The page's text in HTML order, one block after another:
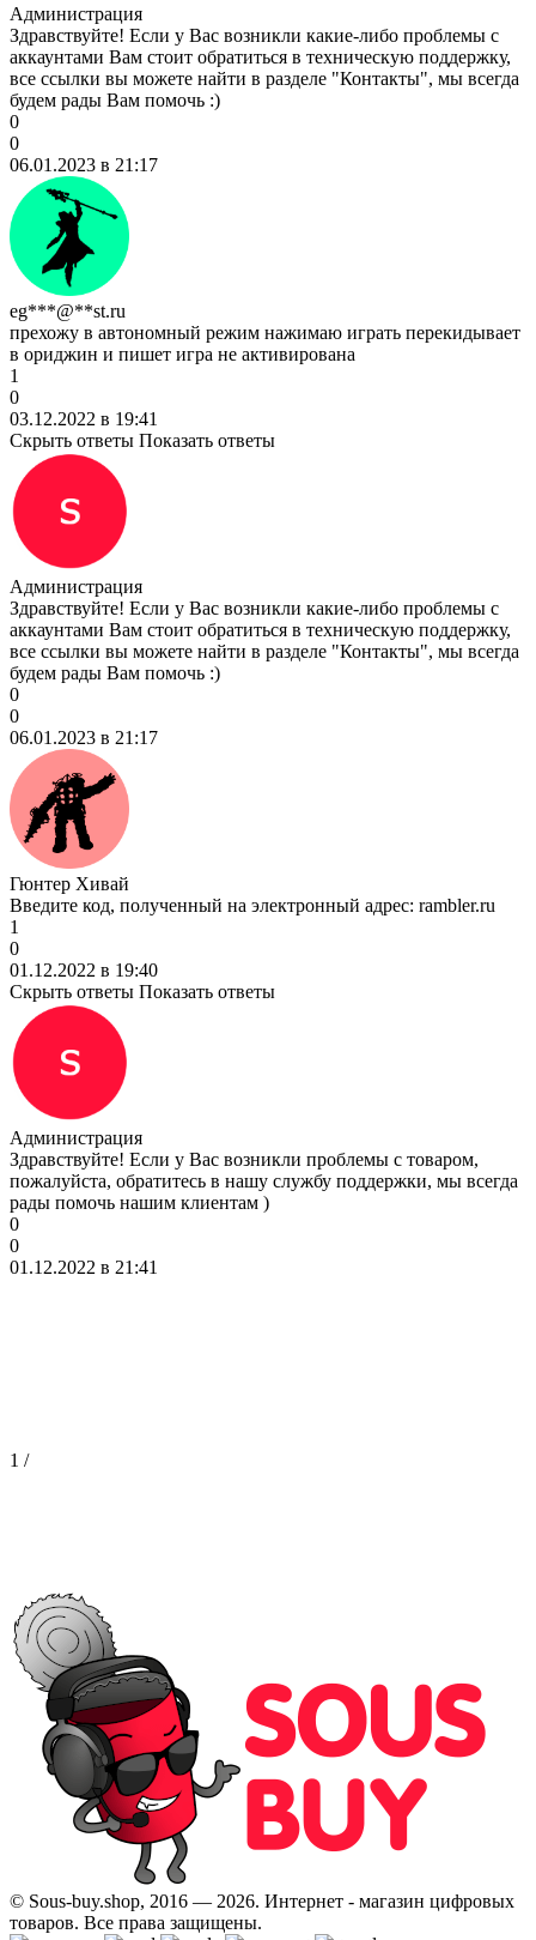
Администрация
Здравствуйте! Если у Вас возникли какие-либо проблемы с
аккаунтами Вам стоит обратиться в техническую поддержку,
все ссылки вы можете найти в разделе "Контакты", мы всегда
будем рады Вам помочь :)
0
0
06.01.2023 в 21:17
eg***@**st.ru
прехожу в автономный режим нажимаю играть перекидывает
в ориджин и пишет игра не активирована
1
0
03.12.2022 в 19:41
Скрыть ответы Показать ответы
Администрация
Здравствуйте! Если у Вас возникли какие-либо проблемы с
аккаунтами Вам стоит обратиться в техническую поддержку,
все ссылки вы можете найти в разделе "Контакты", мы всегда
будем рады Вам помочь :)
0
0
06.01.2023 в 21:17
Гюнтер Хивай
Введите код, полученный на электронный адрес: rambler.ru
1
0
01.12.2022 в 19:40
Скрыть ответы Показать ответы
Администрация
Здравствуйте! Если у Вас возникли проблемы с товаром,
пожалуйста, обратитесь в нашу службу поддержки, мы всегда
рады помочь нашим клиентам )
0
0
01.12.2022 в 21:41
1 /
© Sous-buy.shop, 2016 — 2026. Интернет - магазин цифровых
товаров. Все права защищены.